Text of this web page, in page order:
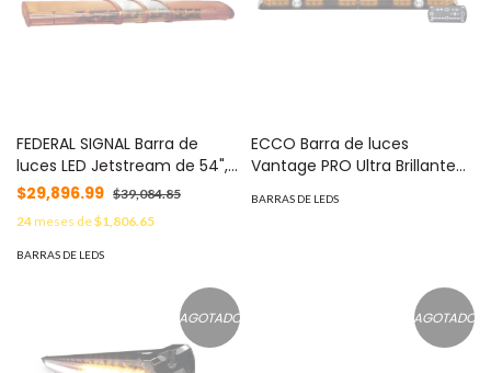
FEDERAL SIGNAL Barra de
luces LED Jetstream de 54",
Ideal Equipar Grúas, Equipo
de Uso Rudo MOD: JLL-5403-
SB
$29,896.99 $39,084.85
24meses de$1,806.65
BARRAS DE LEDS
ECCO Barra de luces
Vantage PRO Ultra Brillante
generación MOD: VTG48A
BARRAS DE LEDS
AGOTADO AGOTADO